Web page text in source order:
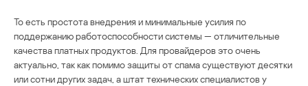
То есть простота внедрения и минимальные усилия по
поддержанию работоспособности системы — отличительные
качества платных продуктов. Для провайдеров это очень
актуально, так как помимо защиты от спама существуют десятки
или сотни других задач, а штат технических специалистов у